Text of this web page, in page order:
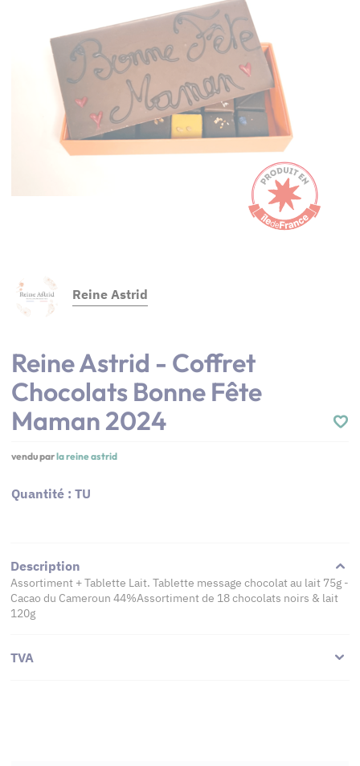
Reine Astrid
Reine Astrid - Coffret
Chocolats Bonne Fête
Maman 2024
vendu parla reine astrid
Quantité : TU
Description
Assortiment + Tablette Lait. Tablette message chocolat au lait 75g -
Cacao du Cameroun 44%Assortiment de 18 chocolats noirs & lait
120g
TVA